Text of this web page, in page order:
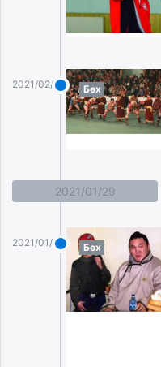
2021/02/01 Бөх
2021/01/29
2021/01/29 Бөх